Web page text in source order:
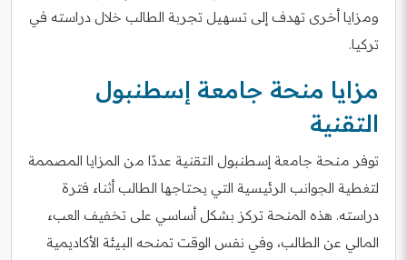
ومزايا أخرى تهدف إلى تسهيل تجربة الطالب خلال دراسته في
تركيا.
مزايا منحة جامعة إسطنبول
التقنية
توفر منحة جامعة إسطنبول التقنية عددًا من المزايا المصممة
لتغطية الجوانب الرئيسية التي يحتاجها الطالب أثناء فترة
دراسته. هذه المنحة تركز بشكل أساسي على تخفيف العبء
المالي عن الطالب، وفي نفس الوقت تمنحه البيئة الأكاديمية